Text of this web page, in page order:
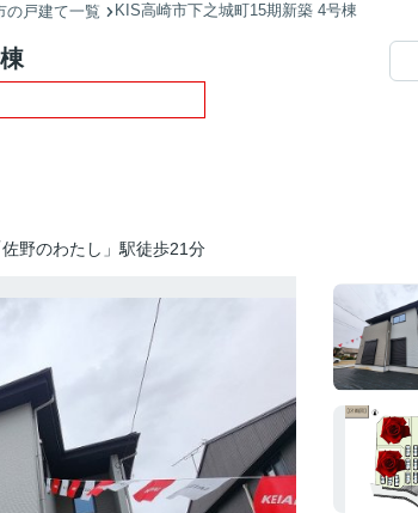
の戸建て一覧 KIS高崎市下之城町15期新築 4号棟
佐野のわたし」駅徒歩21分